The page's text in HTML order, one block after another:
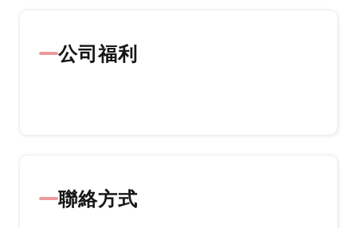
公司福利
聯絡方式